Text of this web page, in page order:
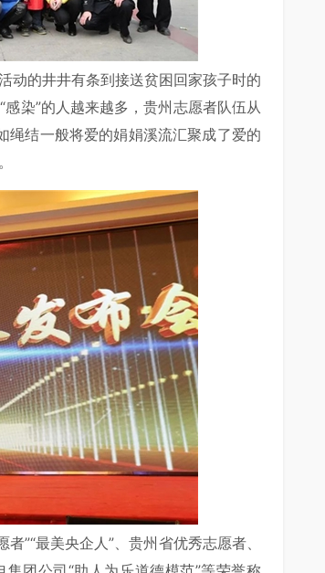
动的井井有条到接送贫困回家孩子时的
染”的人越来越多，贵州志愿者队伍从
结一般将爱的娟娟溪流汇聚成了爱的
”“最美央企人”、贵州省优秀志愿者、